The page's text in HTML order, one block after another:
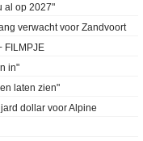
al op 2027"
verwacht voor Zandvoort
FILMPJE
in"
laten zien"
dollar voor Alpine